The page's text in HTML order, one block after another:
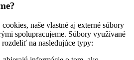
naše vlastné aj externé súbory
spolupracujeme. Súbory využívané
rozdeliť na nasledujúce typy: